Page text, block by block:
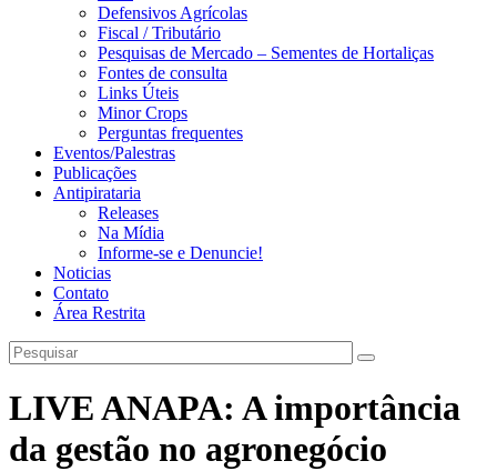
Defensivos Agrícolas
Fiscal / Tributário
Pesquisas de Mercado – Sementes de Hortaliças
Fontes de consulta
Links Úteis
Minor Crops
Perguntas frequentes
Eventos/Palestras
Publicações
Antipirataria
Releases
Na Mídia
Informe-se e Denuncie!
Noticias
Contato
Área Restrita
LIVE ANAPA: A importância
da gestão no agronegócio